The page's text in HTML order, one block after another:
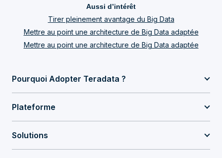
Aussi d’intérêt
Tirer pleinement avantage du Big Data
Mettre au point une architecture de Big Data adaptée
Mettre au point une architecture de Big Data adaptée
Pourquoi Adopter Teradata ?
Plateforme
Solutions